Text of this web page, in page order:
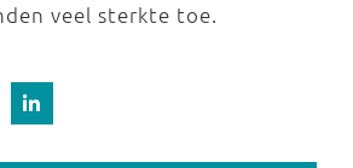
veel sterkte toe.